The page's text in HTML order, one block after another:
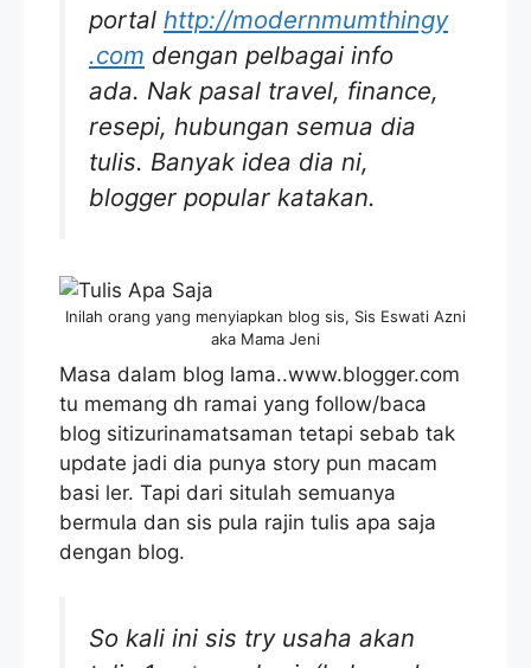
portal http://modernmumthingy
.com dengan pelbagai info
ada. Nak pasal travel, finance,
resepi, hubungan semua dia
tulis. Banyak idea dia ni,
blogger popular katakan.
Inilah orang yang menyiapkan blog sis, Sis Eswati Azni
aka Mama Jeni
Masa dalam blog lama..www.blogger.com
tu memang dh ramai yang follow/baca
blog sitizurinamatsaman tetapi sebab tak
update jadi dia punya story pun macam
basi ler. Tapi dari situlah semuanya
bermula dan sis pula rajin tulis apa saja
dengan blog.
So kali ini sis try usaha akan